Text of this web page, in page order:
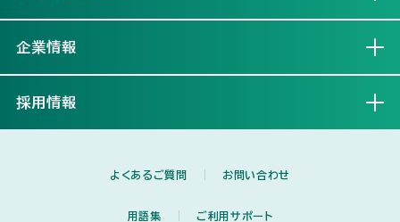
企業情報
採用情報
よくあるご質問 お問い合わせ
用語集 ご利用サポート